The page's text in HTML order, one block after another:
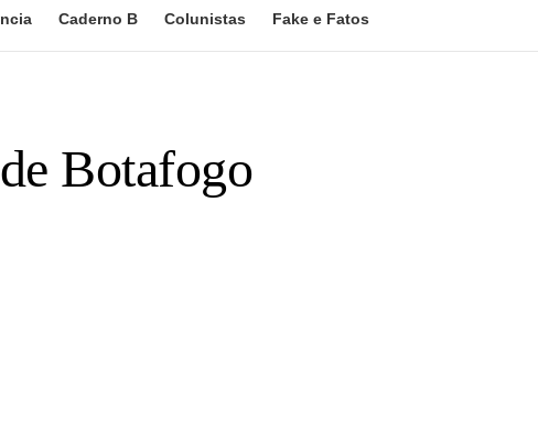
Caderno B Colunistas Fake e Fatos
Botafogo